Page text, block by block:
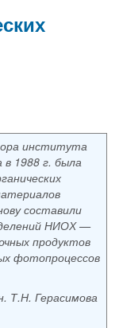
института
1988 г. была
составили
НИОХ —
продуктов
фотопроцессов
Т.Н. Герасимова